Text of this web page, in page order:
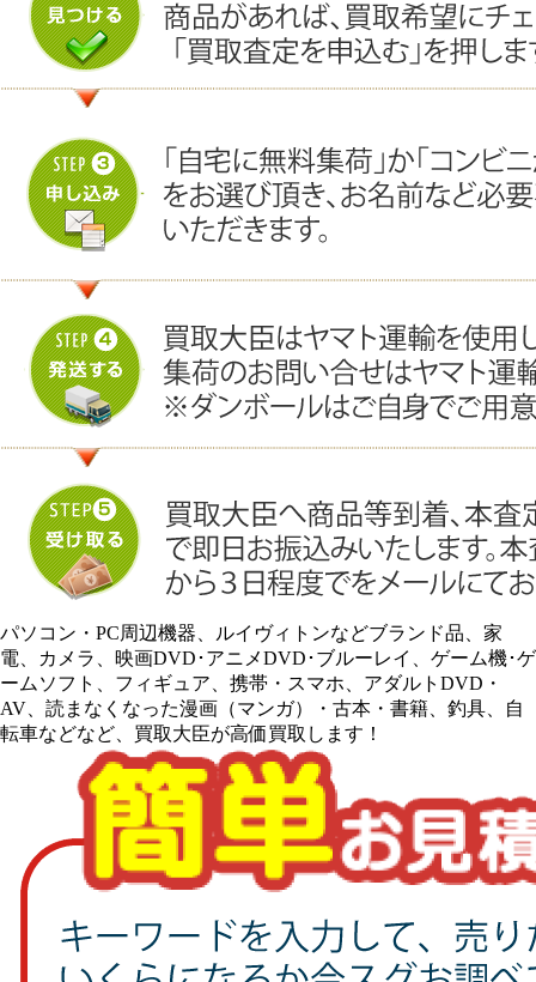
パソコン・PC周辺機器、ルイヴィトンなどブランド品、家
電、カメラ、映画DVD･アニメDVD･ブルーレイ、ゲーム機･ゲ
ームソフト、フィギュア、携帯・スマホ、アダルトDVD・
AV、読まなくなった漫画（マンガ）・古本・書籍、釣具、自
転車などなど、買取大臣が高価買取します！